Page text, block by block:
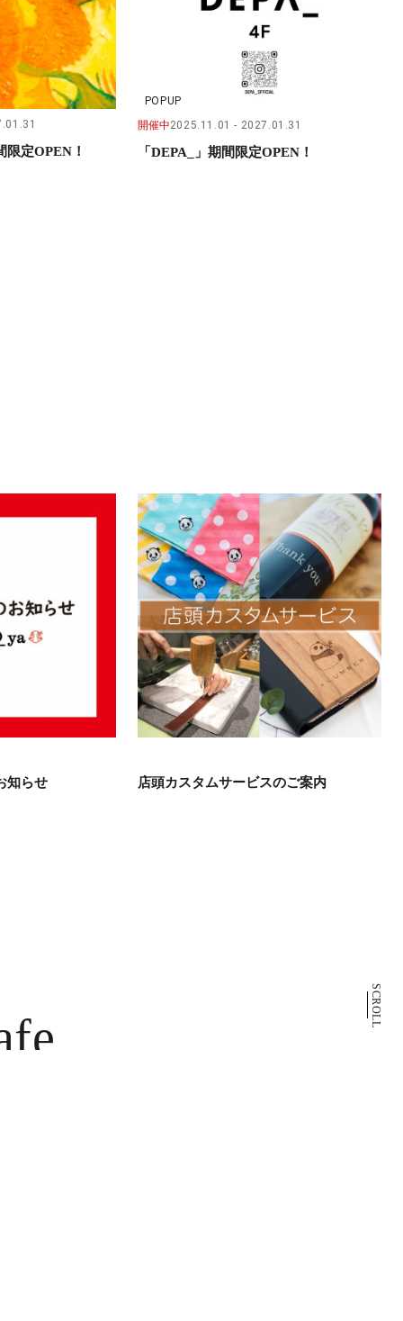
SCROLL
定OPEN！
POPUP
開催中2025.11.01 2027.01.31
「DEPA_」期間限定OPEN！
知らせ 店頭カスタムサービスのご案内